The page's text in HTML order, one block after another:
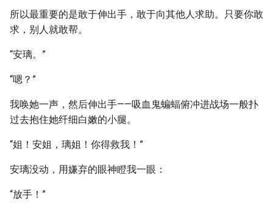
所以最重要的是敢于伸出手，敢于向其他人求助。只要你敢
求，别人就敢帮。
“安璃。”
“嗯？”
我唤她一声，然后伸出手——吸血鬼蝙蝠俯冲进战场一般扑
过去抱住她纤细白嫩的小腿。
“姐！安姐，璃姐！你得救我！”
安璃没动，用嫌弃的眼神瞪我一眼：
“放手！”